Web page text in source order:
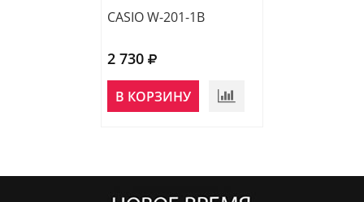
CASIO W-201-1B
2 730
В КОРЗИНУ